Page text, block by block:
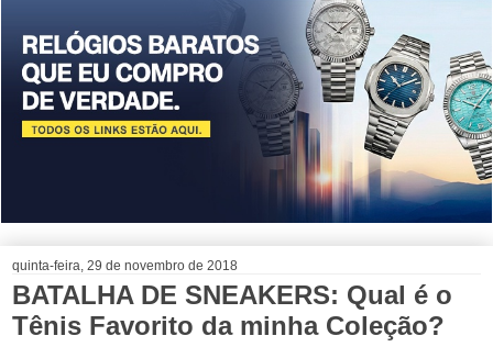
quinta-feira, 29 de novembro de 2018
BATALHA DE SNEAKERS: Qual é o
Tênis Favorito da minha Coleção?